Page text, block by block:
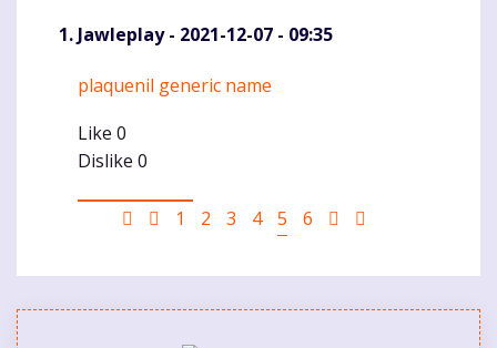
Jawleplay- 2021-12-07 - 09:35
Komentaras
plaquenil generic name
Like 0
Dislike 0
Pagination
First Ankstesnis
Puslapis
1 Puslapis
2 Puslapis
3 Puslapis
4
Current
5 Puslapis
6
Sekantis